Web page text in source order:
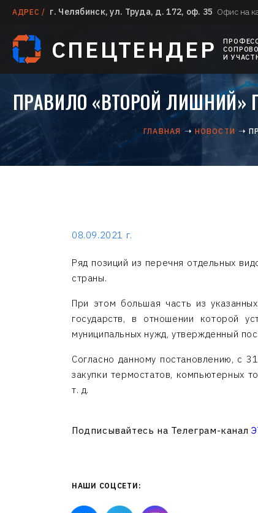
АДРЕС / г. Челябинск, ул. Труда, д. 172, оф. 35 Офис на
СПЕЦТЕНДЕР
И
ПРАВИЛО «ВТОРОЙ ЛИШНИЙ»
ГЛАВНАЯ НОВОСТИ
08.09.2021 г.
Ряд позиций из перечня отдельных
страны.
При этом большая часть из
государств, в отношении которой
муниципальных нужд, утвержденный
Согласно данному постановлению, с
закупки термостатов, компьютерных
т. д.
Подписывайтесь на Телеграм-канал
НАШИ СОЦСЕТИ: